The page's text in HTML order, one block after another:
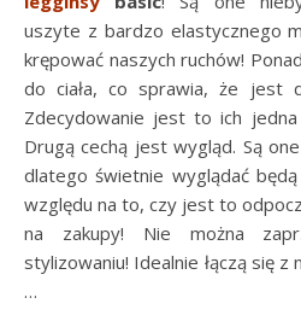
uszyte z bardzo elastycznego
krępować naszych ruchów!
do ciała, co sprawia, że jest
Zdecydowanie jest to ich
Drugą cechą jest wygląd. Są
dlatego świetnie wyglądać
względu na to, czy jest to
na zakupy! Nie można
stylizowaniu! Idealnie łączą się
…